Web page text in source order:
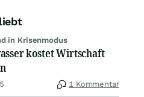
in Krisenmodus
kostet Wirtschaft
1 Kommentar